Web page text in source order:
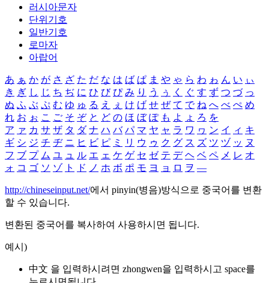
러시아문자
단위기호
일반기호
로마자
아랍어
あ ぁ か が さ ざ た だ な は ば ぱ ま や ゃ ら わ ゎ ん い ぃ
き ぎ し じ ち ぢ に ひ び ぴ み り う ぅ く ぐ す ず つ づ っ
ぬ ふ ぶ ぷ む ゆ ゅ る え ぇ け げ せ ぜ て で ね へ べ ぺ め
れ お ぉ こ ご そ ぞ と ど の ほ ぼ ぽ も よ ょ ろ を
ア ァ カ サ ザ タ ダ ナ ハ バ パ マ ヤ ャ ラ ワ ヮ ン イ ィ キ
ギ シ ジ チ ヂ ニ ヒ ビ ピ ミ リ ウ ゥ ク グ ス ズ ツ ヅ ッ ヌ
フ ブ プ ム ユ ュ ル エ ェ ケ ゲ セ ゼ テ デ ヘ ベ ペ メ レ オ
ォ コ ゴ ソ ゾ ト ド ノ ホ ボ ポ モ ヨ ョ ロ ヲ ―
http://chineseinput.net/에서 pinyin(병음)방식으로 중국어를 변환
할 수 있습니다.
변환된 중국어를 복사하여 사용하시면 됩니다.
예시)
中文 을 입력하시려면 zhongwen을 입력하시고 space를